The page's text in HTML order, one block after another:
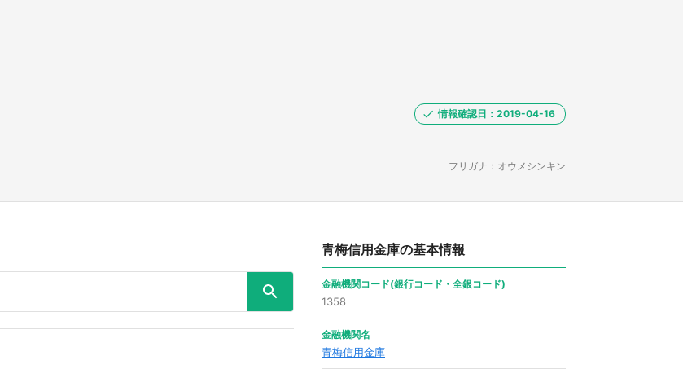
フリガナ：オウメシンキン
情報確認日：2019-04-16
青梅信用金庫の基本情報
金融機関コード(銀行コード・全銀コード)
1358
金融機関名
青梅信用金庫